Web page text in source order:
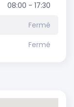
08:00 - 17:30
Fermé
Fermé